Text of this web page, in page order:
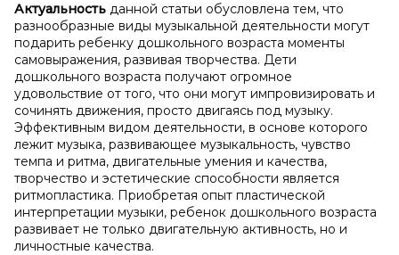
Актуальность данной статьи обусловлена тем, что
разнообразные виды музыкальной деятельности могут
подарить ребенку дошкольного возраста моменты
самовыражения, развивая творчества. Дети
дошкольного возраста получают огромное
удовольствие от того, что они могут импровизировать и
сочинять движения, просто двигаясь под музыку.
Эффективным видом деятельности, в основе которого
лежит музыка, развивающее музыкальность, чувство
темпа и ритма, двигательные умения и качества,
творчество и эстетические способности является
ритмопластика. Приобретая опыт пластической
интерпретации музыки, ребенок дошкольного возраста
развивает не только двигательную активность, но и
личностные качества.